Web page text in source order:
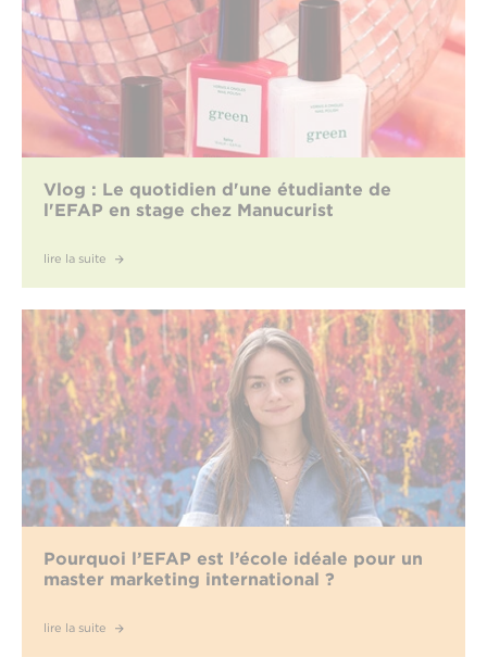
Vlog : Le quotidien d'une étudiante de
l'EFAP en stage chez Manucurist
lire la suite
Pourquoi l’EFAP est l’école idéale pour un
master marketing international ?
lire la suite